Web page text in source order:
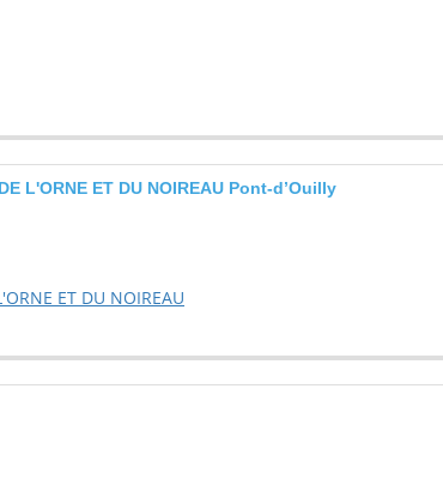
L'ORNE ET DU NOIREAU Pont-d’Ouilly
ET DU NOIREAU